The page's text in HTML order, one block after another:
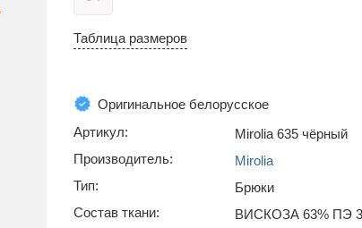
Таблица размеров
Оригинальное белорусское
Артикул:
Mirolia 635 чёрный
Производитель:
Mirolia
Тип:
Брюки
Состав ткани:
ВИСКОЗА 63% ПЭ